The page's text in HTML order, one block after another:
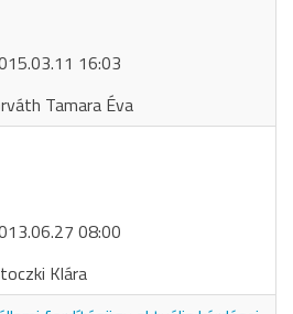
16:03
Tamara Éva
08:00
Klára